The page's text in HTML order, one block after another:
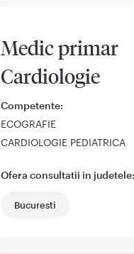
Medic primar
Cardiologie
Competente:
ECOGRAFIE
CARDIOLOGIE PEDIATRICA
Ofera consultatii in judetele:
Bucuresti